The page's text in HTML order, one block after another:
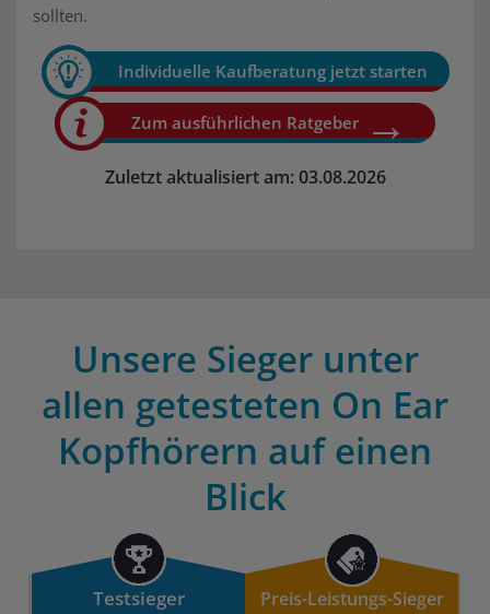
sollten.
Individuelle Kaufberatung jetzt starten
Zum ausführlichen Ratgeber
Zuletzt aktualisiert am: 03.08.2026
Unsere Sieger unter
allen getesteten On Ear
Kopfhörern auf einen
Blick
Testsieger Preis-Leistungs-Sieger